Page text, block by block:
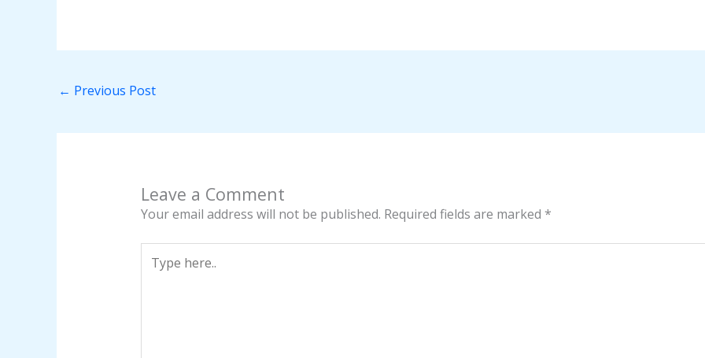
← Previous Post
Leave a Comment
Your email address will not be published. Required fields are marked *
here..